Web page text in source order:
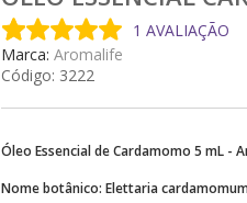
1 AVALIAÇÃO
Marca:Aromalife
Código: 3222
Óleo Essencial de Cardamomo 5 mL -
Nome botânico: Elettaria cardamomum